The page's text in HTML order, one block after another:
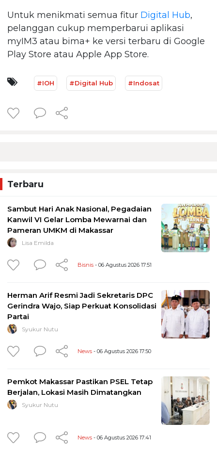
Untuk menikmati semua fitur Digital Hub,
pelanggan cukup memperbarui aplikasi
myIM3 atau bima+ ke versi terbaru di Google
Play Store atau Apple App Store.
#IOH #Digital Hub #Indosat
Terbaru
Sambut Hari Anak Nasional, Pegadaian
Kanwil VI Gelar Lomba Mewarnai dan
Pameran UMKM di Makassar
Lisa Emilda
Bisnis - 06 Agustus 2026 17:51
Herman Arif Resmi Jadi Sekretaris DPC
Gerindra Wajo, Siap Perkuat Konsolidasi
Partai
Syukur Nutu
News - 06 Agustus 2026 17:50
Pemkot Makassar Pastikan PSEL Tetap
Berjalan, Lokasi Masih Dimatangkan
Syukur Nutu
News - 06 Agustus 2026 17:41